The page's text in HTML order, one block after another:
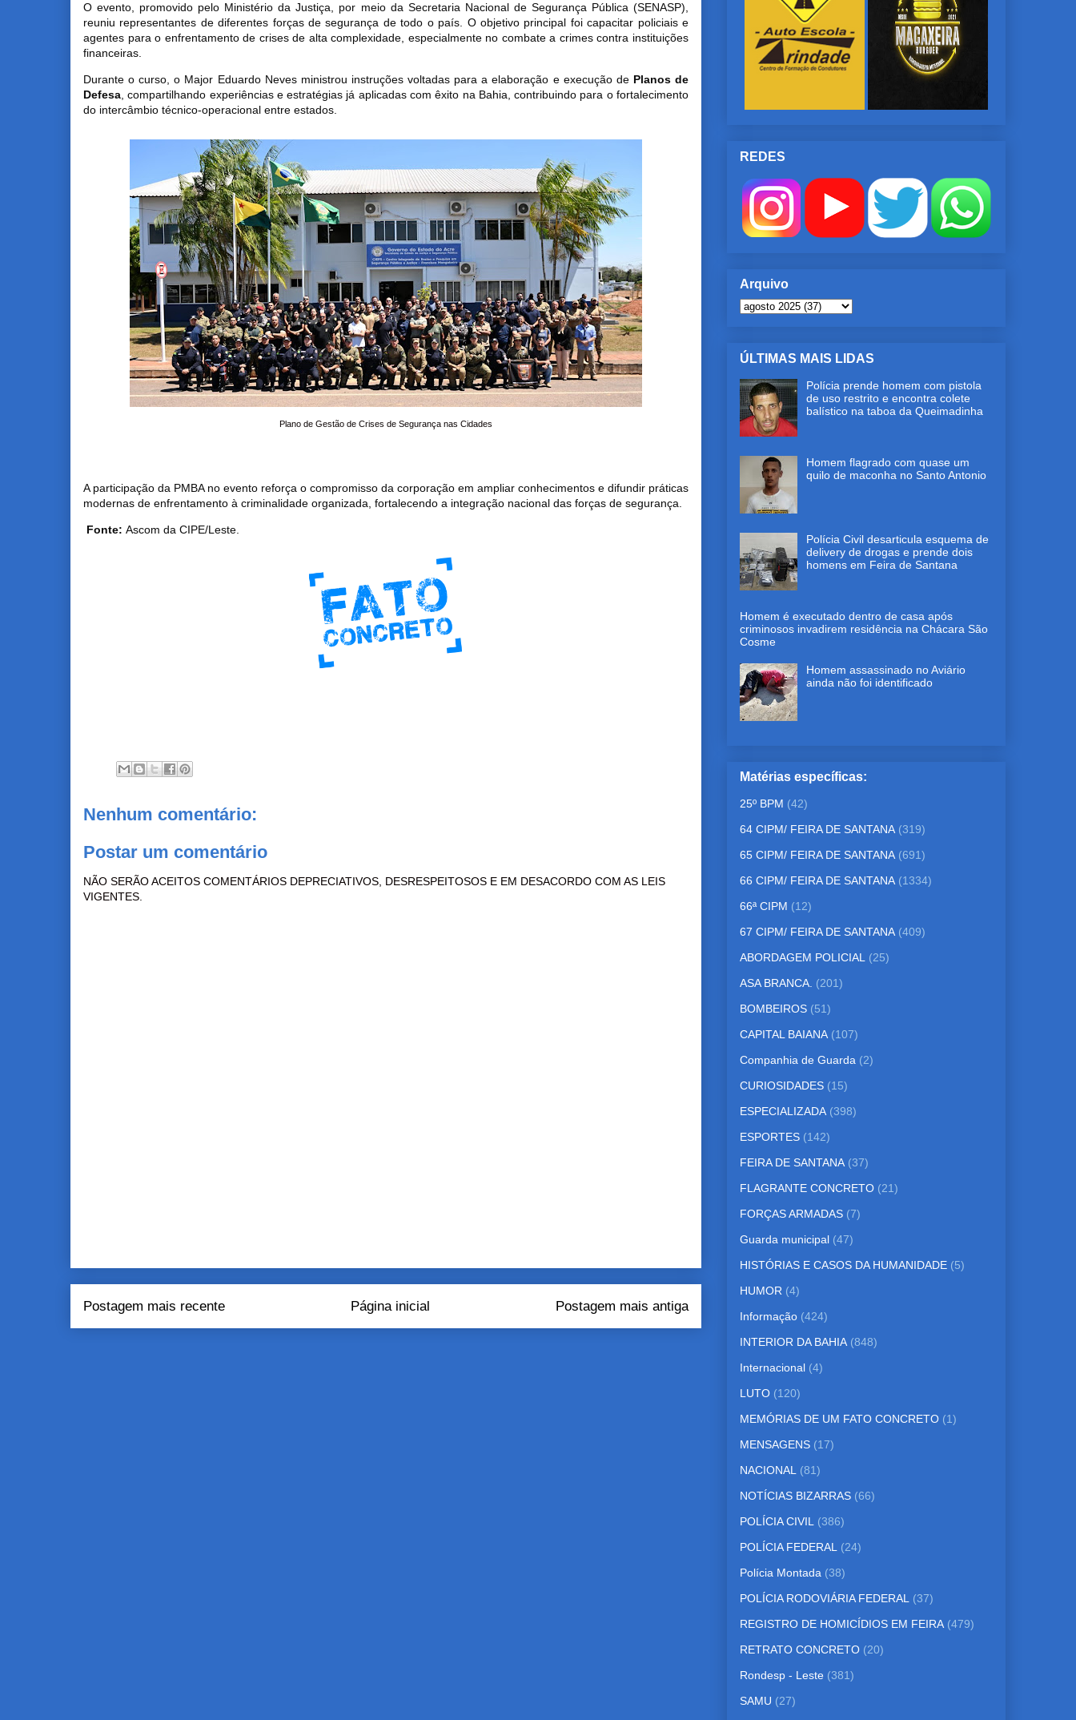
O evento, promovido pelo Ministério da Justiça, por meio da Secretaria Nacional de Segurança Pública (SENASP),
reuniu representantes de diferentes forças de segurança de todo o país. O objetivo principal foi capacitar policiais e
agentes para o enfrentamento de crises de alta complexidade, especialmente no combate a crimes contra instituições
financeiras.
Durante o curso, o Major Eduardo Neves ministrou instruções voltadas para a elaboração e execução de Planos de
Defesa , compartilhando experiências e estratégias já aplicadas com êxito na Bahia, contribuindo para o fortalecimento
do intercâmbio técnico-operacional entre estados.
Plano de Gestão de Crises de Segurança nas Cidades
A participação da PMBA no evento reforça o compromisso da corporação em ampliar conhecimentos e difundir práticas
modernas de enfrentamento à criminalidade organizada, fortalecendo a integração nacional das forças de segurança.
Fonte: Ascom da CIPE/Leste.
Nenhum comentário:
Postar um comentário
NÃO SERÃO ACEITOS COMENTÁRIOS DEPRECIATIVOS, DESRESPEITOSOS E EM DESACORDO COM AS LEIS
VIGENTES.
Postagem mais recente Postagem mais antiga
Página inicial
REDES
Arquivo
ÚLTIMAS MAIS LIDAS
Polícia prende homem com pistola
de uso restrito e encontra colete
balístico na taboa da Queimadinha
Homem flagrado com quase um
quilo de maconha no Santo Antonio
Polícia Civil desarticula esquema de
delivery de drogas e prende dois
homens em Feira de Santana
Homem é executado dentro de casa após
criminosos invadirem residência na Chácara São
Cosme
Homem assassinado no Aviário
ainda não foi identificado
Matérias específicas:
25º BPM (42)
64 CIPM/ FEIRA DE SANTANA (319)
65 CIPM/ FEIRA DE SANTANA (691)
66 CIPM/ FEIRA DE SANTANA (1334)
66ª CIPM (12)
67 CIPM/ FEIRA DE SANTANA (409)
ABORDAGEM POLICIAL (25)
ASA BRANCA. (201)
BOMBEIROS (51)
CAPITAL BAIANA (107)
Companhia de Guarda (2)
CURIOSIDADES (15)
ESPECIALIZADA (398)
ESPORTES (142)
FEIRA DE SANTANA (37)
FLAGRANTE CONCRETO (21)
FORÇAS ARMADAS (7)
Guarda municipal (47)
HISTÓRIAS E CASOS DA HUMANIDADE (5)
HUMOR (4)
Informação (424)
INTERIOR DA BAHIA (848)
Internacional (4)
LUTO (120)
MEMÓRIAS DE UM FATO CONCRETO (1)
MENSAGENS (17)
NACIONAL (81)
NOTÍCIAS BIZARRAS (66)
POLÍCIA CIVIL (386)
POLÍCIA FEDERAL (24)
Polícia Montada (38)
POLÍCIA RODOVIÁRIA FEDERAL (37)
REGISTRO DE HOMICÍDIOS EM FEIRA (479)
RETRATO CONCRETO (20)
Rondesp - Leste (381)
SAMU (27)